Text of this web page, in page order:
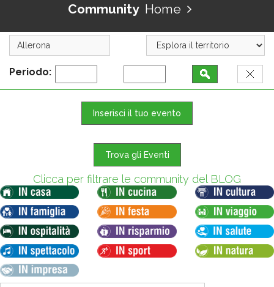
Community Home
Periodo:
Inserisci il tuo evento
Trova gli Eventi
Clicca per filtrare le community del BLOG